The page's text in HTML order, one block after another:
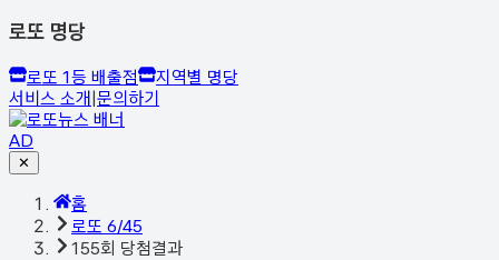
로또 명당
로또 1등 배출점
지역별 명당
서비스 소개|문의하기
AD
✕
홈
로또 6/45
155회 당첨결과